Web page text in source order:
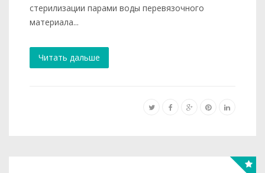
стерилизации парами воды перевязочного
материала...
Читать дальше